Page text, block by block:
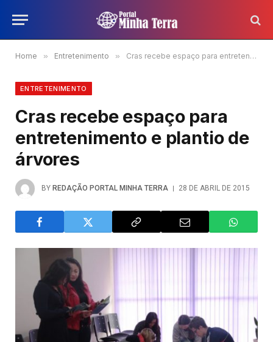
Home » Entretenimento » Cras recebe espaço para entretenimento e plantio de árvores
ENTRETENIMENTO
Cras recebe espaço para
entretenimento e plantio de
árvores
BY REDAÇÃO PORTAL MINHA TERRA 28 DE ABRIL DE 2015